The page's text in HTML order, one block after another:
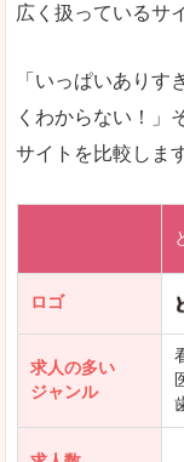
広く扱っているサ
「いっぱいありす
くわからない！」
サイトを比較しま
ロゴ
求人の多い
ジャンル